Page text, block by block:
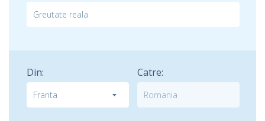
Din: Catre: